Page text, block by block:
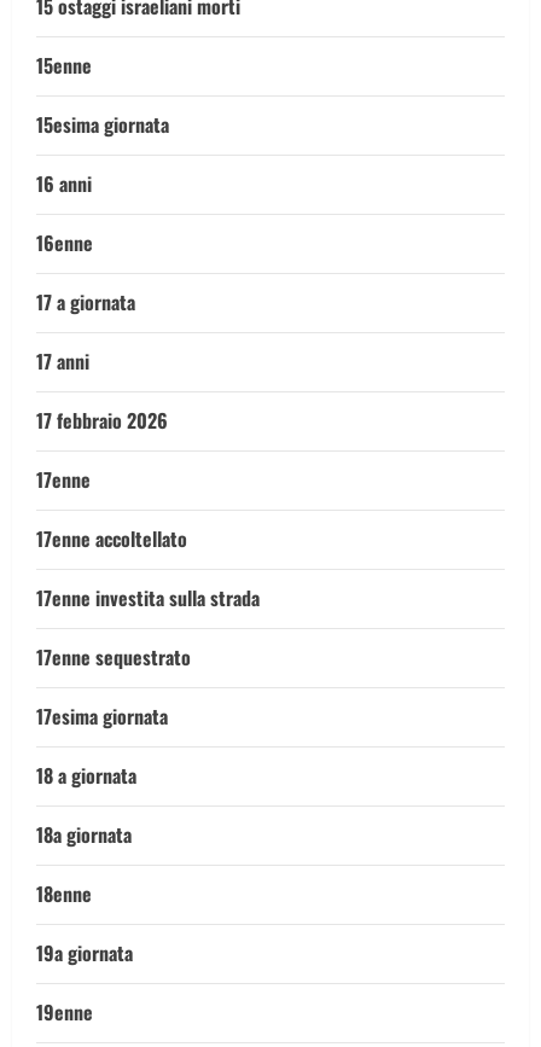
15 ostaggi israeliani morti
15enne
15esima giornata
16 anni
16enne
17 a giornata
17 anni
17 febbraio 2026
17enne
17enne accoltellato
17enne investita sulla strada
17enne sequestrato
17esima giornata
18 a giornata
18a giornata
18enne
19a giornata
19enne